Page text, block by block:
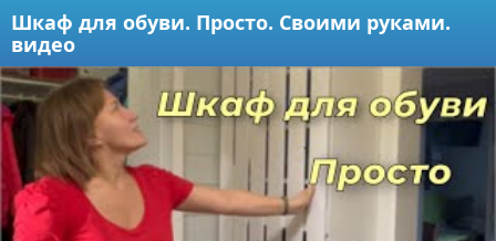
Шкаф для обуви. Просто. Своими руками.
видео